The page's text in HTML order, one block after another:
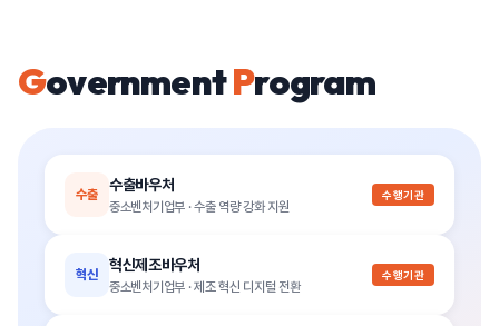
GovernmentProgram
수출
수출바우처
중소벤처기업부 · 수출 역량 강화 지원
수행기관
혁신
혁신제조바우처
중소벤처기업부 · 제조 혁신 디지털 전환
수행기관